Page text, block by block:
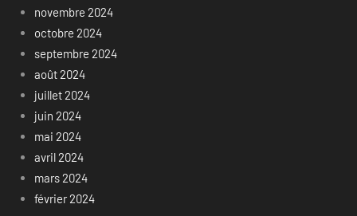
novembre 2024
octobre 2024
septembre 2024
août 2024
juillet 2024
juin 2024
mai 2024
avril 2024
mars 2024
février 2024